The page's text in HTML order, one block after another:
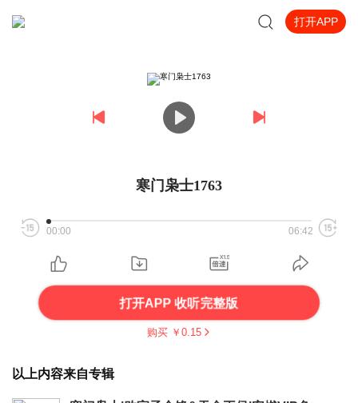
打开APP
寒门枭士1763
00:00 06:42
打开APP 收听完整版
购买 ￥ 0.15
以上内容来自专辑